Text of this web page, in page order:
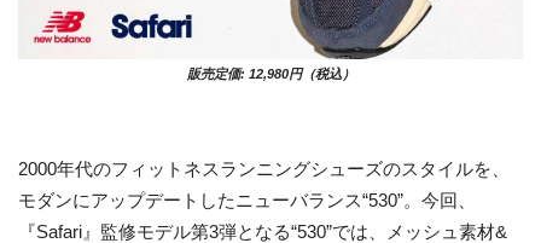
販売定価: 12,980円（税込）
2000年代のフィットネスランニングシューズのスタイルを、
モダンにアップデートしたニューバランス“530”。今回、
『Safari』監修モデル第3弾となる“530”では、メッシュ素材&